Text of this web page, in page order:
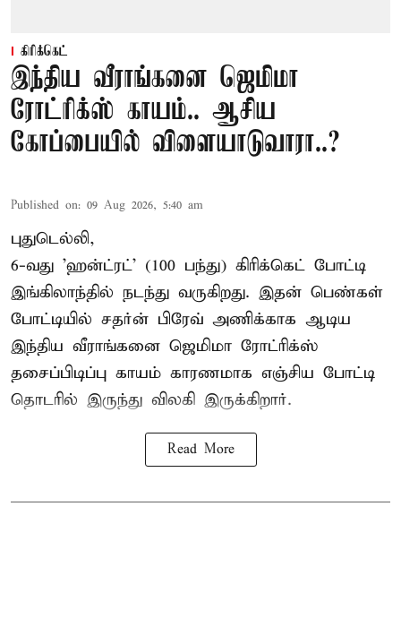
கிரிக்கெட்
இந்திய வீராங்கனை ஜெமிமா
ரோட்ரிக்ஸ் காயம்.. ஆசிய
கோப்பையில் விளையாடுவாரா..?
Published on: 09 Aug 2026, 5:40 am
புதுடெல்லி,
6-வது 'ஹன்ட்ரட்' (100 பந்து) கிரிக்கெட் போட்டி
இங்கிலாந்தில் நடந்து வருகிறது. இதன் பெண்கள்
போட்டியில் சதர்ன் பிரேவ் அணிக்காக ஆடிய
இந்திய வீராங்கனை ஜெமிமா ரோட்ரிக்ஸ்
தசைப்பிடிப்பு காயம் காரணமாக எஞ்சிய போட்டி
தொடரில் இருந்து விலகி இருக்கிறார்.
Read More